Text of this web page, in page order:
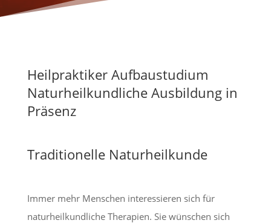
Heilpraktiker Aufbaustudium
Naturheilkundliche Ausbildung in
Präsenz
Traditionelle Naturheilkunde
Immer mehr Menschen interessieren sich für
naturheilkundliche Therapien. Sie wünschen sich